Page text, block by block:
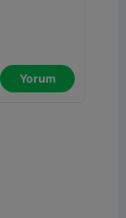
Yorum